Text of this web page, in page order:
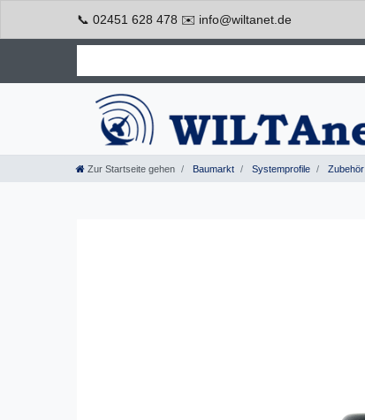
📞 02451 628 478 ✉️ info@wiltanet.de
Zur Startseite gehen Baumarkt Systemprofile Zubehör